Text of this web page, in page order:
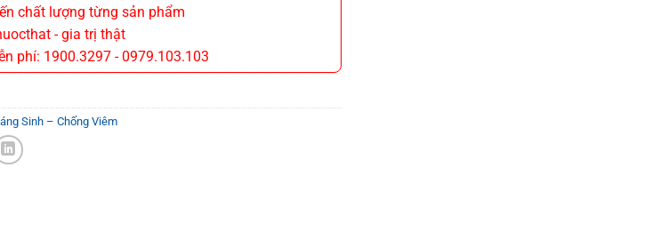
chất lượng từng sản phẩm
- gia trị thật
phí: 1900.3297 - 0979.103.103
Sinh – Chống Viêm